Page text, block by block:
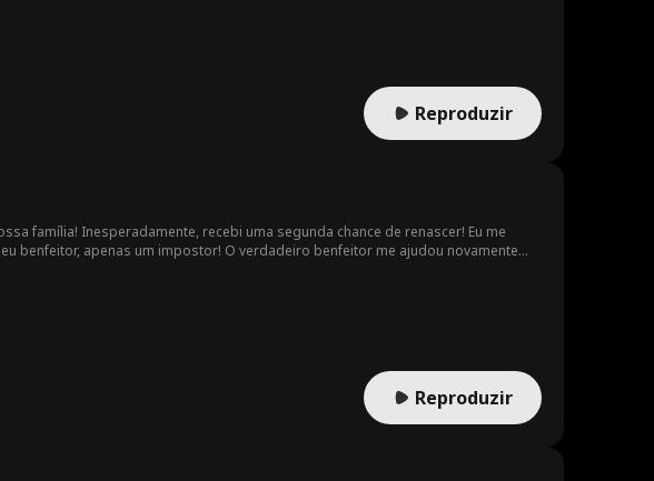
Reproduzir
família! Inesperadamente, recebi uma segunda chance de renascer! Eu me
benfeitor, apenas um impostor! O verdadeiro benfeitor me ajudou novamente
Reproduzir